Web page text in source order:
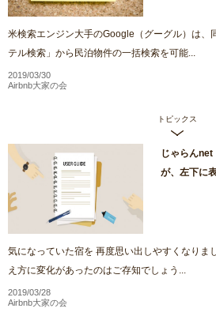
米検索エンジン大手のGoogle（グーグル）は、
テル検索」から民泊物件の一括検索を可能...
2019/03/30
Airbnb大家の会
トピックス
じゃらんnet
が、左下に
気になっていた宿を 再度思い出しやすくなりま
え方に変化があったのはご存知でしょう...
2019/03/28
Airbnb大家の会